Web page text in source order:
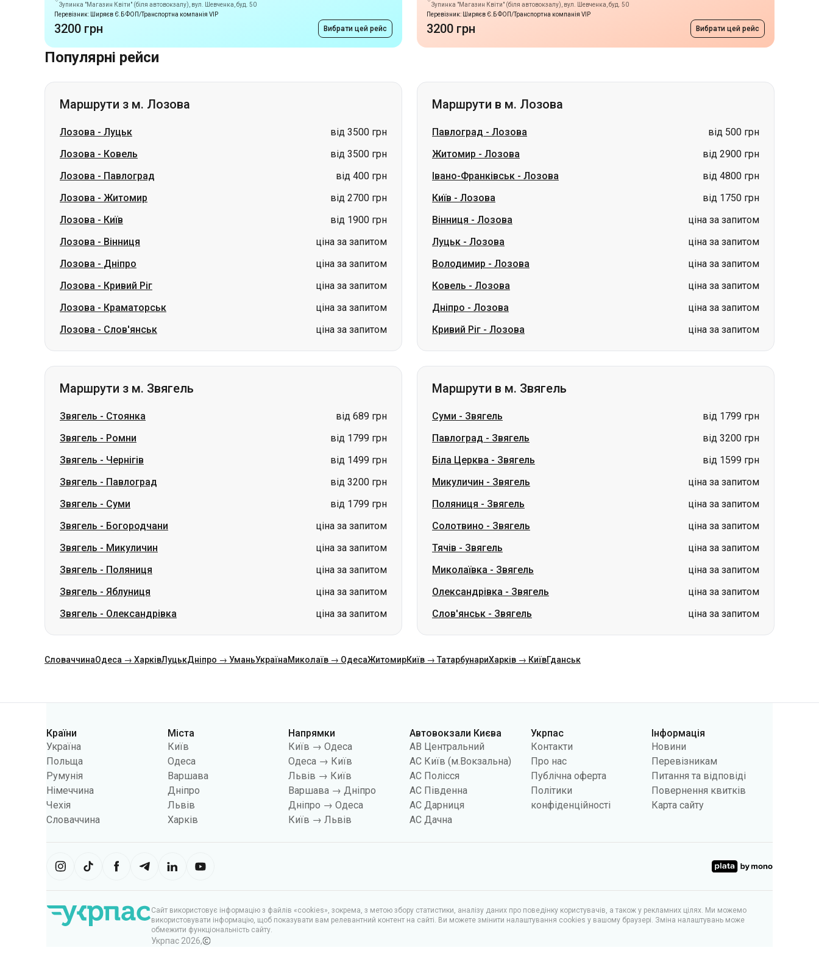
Зупинка "Магазин Квіти" (біля автовокзалу), вул. Шевченка, буд. 50
Перевізник: Ширяєв Є.Б ФОП/Транспортна компанія VIP
3200 грн Вибрати цей рейс
Зупинка "Магазин Квіти" (біля автовокзалу), вул. Шевченка, буд. 50
Перевізник: Ширяєв Є.Б ФОП/Транспортна компанія VIP
3200 грн Вибрати цей рейс
Популярні рейси
Маршрути з м. Лозова
Лозова - Луцьк
від 3500 грн
Лозова - Ковель
від 3500 грн
Лозова - Павлоград
від 400 грн
Лозова - Житомир
від 2700 грн
Лозова - Київ
від 1900 грн
Лозова - Вінниця
ціна за запитом
Лозова - Дніпро
ціна за запитом
Лозова - Кривий Ріг
ціна за запитом
Лозова - Краматорськ
ціна за запитом
Лозова - Слов'янськ ціна за запитом
Маршрути в м. Лозова
Павлоград - Лозова
від 500 грн
Житомир - Лозова
від 2900 грн
Івано-Франківськ - Лозова
від 4800 грн
Київ - Лозова
від 1750 грн
Вінниця - Лозова
ціна за запитом
Луцьк - Лозова
ціна за запитом
Володимир - Лозова
ціна за запитом
Ковель - Лозова
ціна за запитом
Дніпро - Лозова
ціна за запитом
Кривий Ріг - Лозова ціна за запитом
Маршрути з м. Звягель
Звягель - Стоянка
від 689 грн
Звягель - Ромни
від 1799 грн
Звягель - Чернігів
від 1499 грн
Звягель - Павлоград
від 3200 грн
Звягель - Суми
від 1799 грн
Звягель - Богородчани
ціна за запитом
Звягель - Микуличин
ціна за запитом
Звягель - Поляниця
ціна за запитом
Звягель - Яблуниця
ціна за запитом
Звягель - Олександрівка ціна за запитом
Маршрути в м. Звягель
Суми - Звягель
від 1799 грн
Павлоград - Звягель
від 3200 грн
Біла Церква - Звягель
від 1599 грн
Микуличин - Звягель
ціна за запитом
Поляниця - Звягель
ціна за запитом
Солотвино - Звягель
ціна за запитом
Тячів - Звягель
ціна за запитом
Миколаївка - Звягель
ціна за запитом
Олександрівка - Звягель
ціна за запитом
Слов'янськ - Звягель ціна за запитом
СловаччинаОдеса → ХарківЛуцькДніпро → УманьУкраїнаМиколаїв → ОдесаЖитомирКиїв → ТатарбунариХарків → КиївГданськ
Категорії
Країни
Україна
Польща
Румунія
Німеччина
Чехія
Словаччина
Міста
Київ
Одеса
Варшава
Дніпро
Львів
Харків
Напрямки
Київ → Одеса
Одеса → Київ
Львів → Київ
Варшава → Дніпро
Дніпро → Одеса
Київ → Львів
Автовокзали Києва
АВ Центральний
АС Київ (м.Вокзальна)
АС Полісся
АС Південна
АС Дарниця
АС Дачна
Укрпас
Контакти
Про нас
Публічна оферта
Політики
конфіденційності
Інформація
Новини
Перевізникам
Питання та відповіді
Повернення квитків
Карта сайту
Сайт використовує інформацію з файлів «cookies», зокрема, з метою збору статистики, аналізу даних про поведінку користувачів, а також у рекламних цілях. Ми можемо
використовувати інформацію, щоб показувати вам релевантний контент на сайті. Ви можете змінити налаштування cookies у вашому браузері. Зміна налаштувань може
обмежити функціональність сайту.
Укрпас 2026,